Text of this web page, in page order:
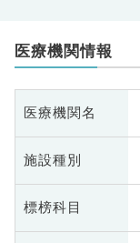
医療機関情報
医療機関名
施設種別
標榜科目